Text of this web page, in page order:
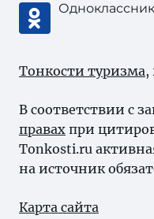
Тонкости туризма,
В соответствии с
правах при
Tonkosti.ru
на источник
Карта сайта